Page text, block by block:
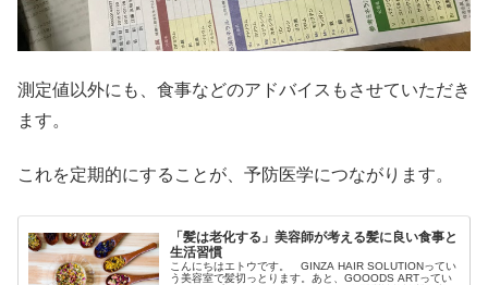
測定値以外にも、食事などのアドバイスもさせていただき
ます。
これを定期的にすることが、予防医学につながります。
「髪は老化する」美容師が考える髪に良い食事と
生活習慣
こんにちはエトウです。 GINZA HAIR SOLUTIONってい
う美容室で髪切っとります。あと、GOOODS ARTってい